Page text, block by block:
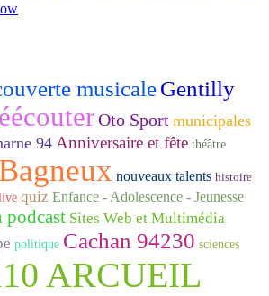
musicaleGentilly
Oto Sport municipales
94 Anniversaire et fête théâtre
nouveaux talents histoire
quiz Enfance - Adolescence - Jeunesse
podcast Sites Web et Multimédia
politique Cachan 94230 sciences
ARCUEIL